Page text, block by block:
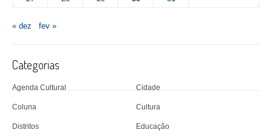
« dez fev »
Categorias
Agenda Cultural Cidade
Coluna Cultura
Distritos Educação